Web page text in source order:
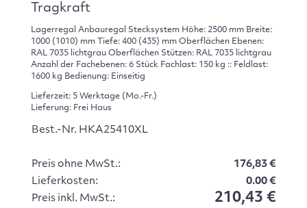
Tragkraft
Lagerregal Anbauregal Stecksystem Höhe: 2500 mm Breite:
1000 (1010) mm Tiefe: 400 (435) mm Oberflächen Ebenen:
RAL 7035 lichtgrau Oberflächen Stützen: RAL 7035 lichtgrau
Anzahl der Fachebenen: 6 Stück Fachlast: 150 kg :: Feldlast:
1600 kg Bedienung: Einseitig
Lieferzeit: 5 Werktage (Mo.-Fr.)
Lieferung: Frei Haus
Best.-Nr. HKA25410XL
Preis ohne MwSt.:
176,83 €
Lieferkosten:
0.00 €
Preis inkl. MwSt.:
210,43 €